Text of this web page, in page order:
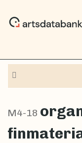
M4-18